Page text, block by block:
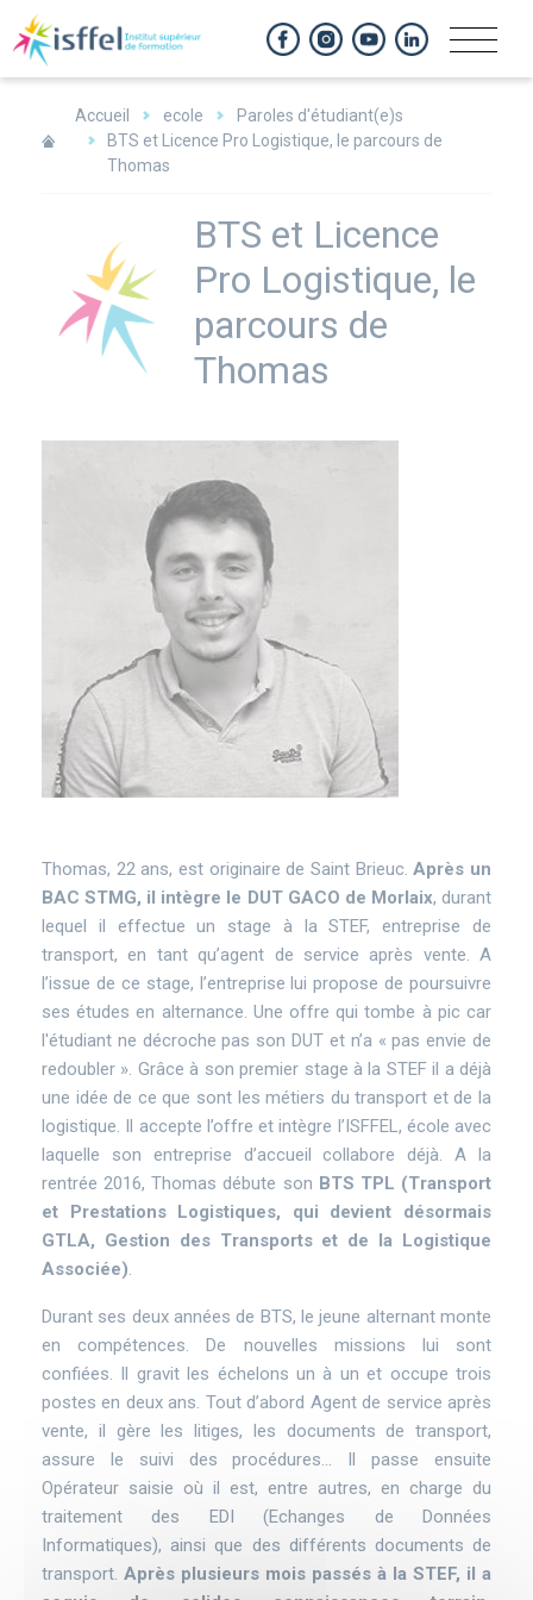
Accueil ecole
Paroles d'étudiant(e)s
BTS et Licence Pro Logistique, le parcours de
Thomas
BTS et Licence
Pro Logistique, le
parcours de
Thomas
Texte
Thomas, 22 ans, est originaire de Saint Brieuc.Après un
BAC STMG, il intègre le DUT GACO de Morlaix, durant
lequel il effectue un stage à la STEF, entreprise de
transport, en tant qu’agent de service après vente. A
l’issue de ce stage, l’entreprise lui propose de poursuivre
ses études en alternance. Une offre qui tombe à pic car
l'étudiant ne décroche pas son DUT et n’a « pas envie de
redoubler ». Grâce à son premier stage à la STEF il a déjà
une idée de ce que sont les métiers du transport et de la
logistique. Il accepte l’offre et intègre l’ISFFEL, école avec
laquelle son entreprise d’accueil collabore déjà. A la
rentrée 2016, Thomas débute son BTS TPL (Transport
et Prestations Logistiques, qui devient désormais
GTLA, Gestion des Transports et de la Logistique
Associée).
Durant ses deux années de BTS, le jeune alternant monte
en compétences. De nouvelles missions lui sont
confiées. Il gravit les échelons un à un et occupe trois
postes en deux ans. Tout d’abord Agent de service après
vente, il gère les litiges, les documents de transport,
assure le suivi des procédures... Il passe ensuite
Opérateur saisie où il est, entre autres, en charge du
traitement des EDI (Echanges de Données
Informatiques), ainsi que des différents documents de
transport. Après plusieurs mois passés à la STEF, il a
Panneau de gestion des cookies